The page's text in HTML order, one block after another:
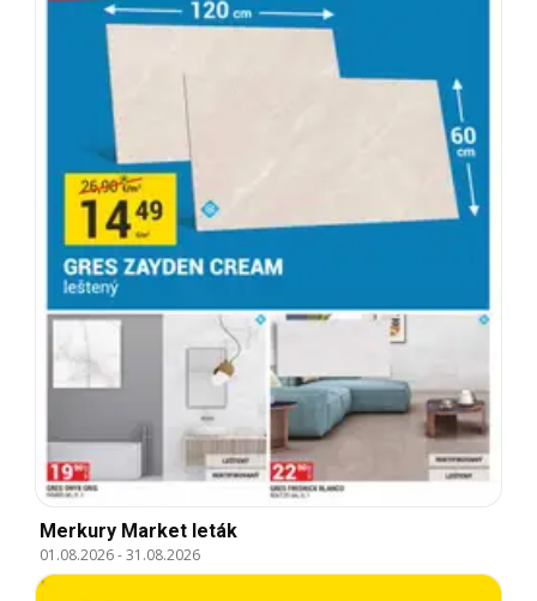
Merkury Market leták
01.08.2026-31.08.2026